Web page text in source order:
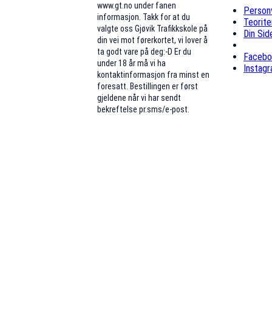
www.gt.no under fanen
informasjon. Takk for at du
valgte oss Gjøvik Trafikkskole på
din vei mot førerkortet, vi lover å
ta godt vare på deg:-D Er du
under 18 år må vi ha
kontaktinformasjon fra minst en
foresatt. Bestillingen er først
gjeldene når vi har sendt
bekreftelse pr.sms/e-post.
Din